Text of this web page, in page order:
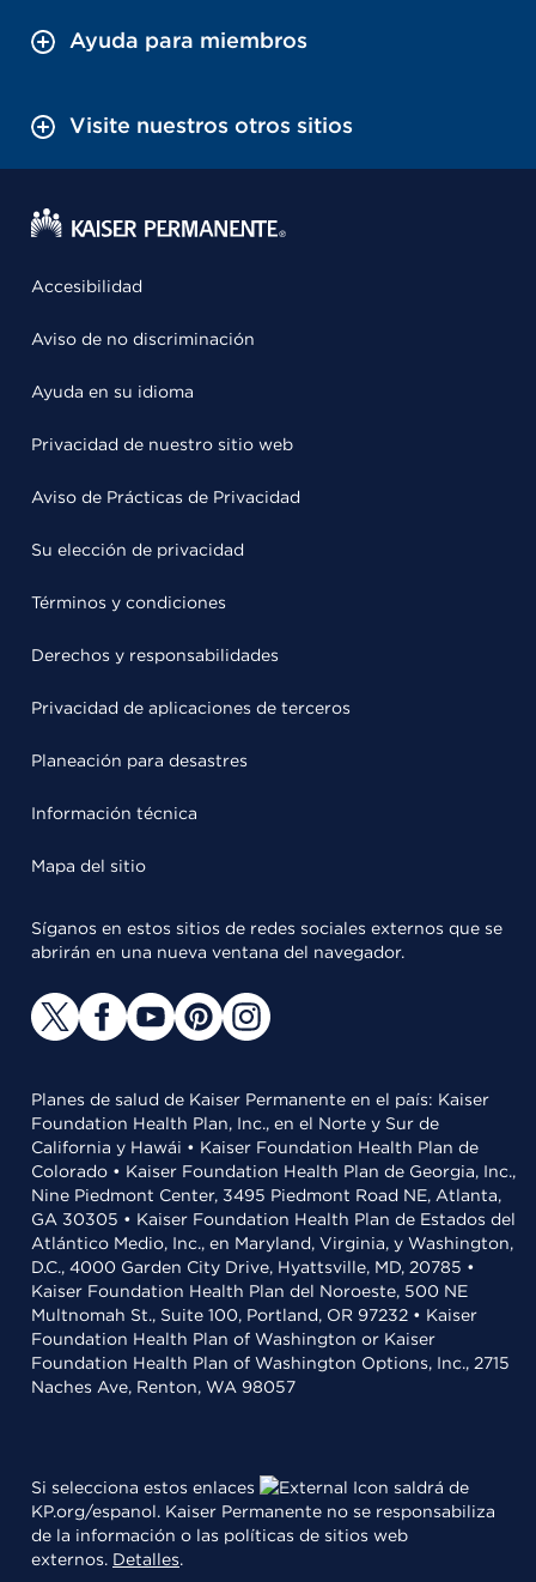
Ayuda para miembros
Visite nuestros otros sitios
Accesibilidad
Aviso de no discriminación
Ayuda en su idioma
Privacidad de nuestro sitio web
Aviso de Prácticas de Privacidad
Su elección de privacidad
Términos y condiciones
Derechos y responsabilidades
Privacidad de aplicaciones de terceros
Planeación para desastres
Información técnica
Mapa del sitio
Síganos en estos sitios de redes sociales externos que se
abrirán en una nueva ventana del navegador.
Planes de salud de Kaiser Permanente en el país: Kaiser
Foundation Health Plan, Inc., en el Norte y Sur de
California y Hawái • Kaiser Foundation Health Plan de
Colorado • Kaiser Foundation Health Plan de Georgia, Inc.,
Nine Piedmont Center, 3495 Piedmont Road NE, Atlanta,
GA 30305 • Kaiser Foundation Health Plan de Estados del
Atlántico Medio, Inc., en Maryland, Virginia, y Washington,
D.C., 4000 Garden City Drive, Hyattsville, MD, 20785 •
Kaiser Foundation Health Plan del Noroeste, 500 NE
Multnomah St., Suite 100, Portland, OR 97232 • Kaiser
Foundation Health Plan of Washington or Kaiser
Foundation Health Plan of Washington Options, Inc., 2715
Naches Ave, Renton, WA 98057
Si selecciona estos enlaces
saldrá de
KP.org/espanol. Kaiser Permanente no se responsabiliza
de la información o las políticas de sitios web
externos. Detalles.